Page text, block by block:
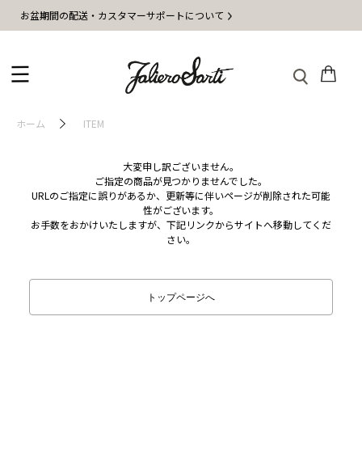
お盆期間の配送・カスタマーサポートについて
ホーム ITEM
大変申し訳ございません。
ご指定の商品が見つかりませんでした。
URLのご指定に誤りがあるか、更新等に伴いページが削除された可能
性がございます。
お手数をおかけいたしますが、下記リンクからサイトへ移動してくだ
さい。
トップページへ